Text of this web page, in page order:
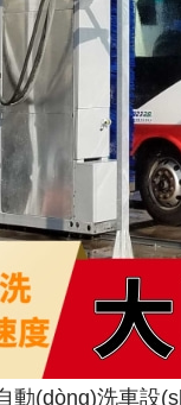
(dòng)洗車設